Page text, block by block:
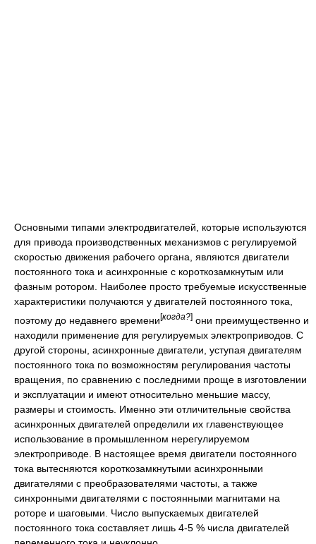
Основными типами электродвигателей, которые используются
для привода производственных механизмов с регулируемой
скоростью движения рабочего органа, являются двигатели
постоянного тока и асинхронные с короткозамкнутым или
фазным ротором. Наиболее просто требуемые искусственные
характеристики получаются у двигателей постоянного тока,
поэтому до недавнего времени[когда?] они преимущественно и
находили применение для регулируемых электроприводов. С
другой стороны, асинхронные двигатели, уступая двигателям
постоянного тока по возможностям регулирования частоты
вращения, по сравнению с последними проще в изготовлении
и эксплуатации и имеют относительно меньшие массу,
размеры и стоимость. Именно эти отличительные свойства
асинхронных двигателей определили их главенствующее
использование в промышленном нерегулируемом
электроприводе. В настоящее время двигатели постоянного
тока вытесняются короткозамкнутыми асинхронными
двигателями с преобразователями частоты, а также
синхронными двигателями с постоянными магнитами на
роторе и шаговыми. Число выпускаемых двигателей
постоянного тока составляет лишь 4-5 % числа двигателей